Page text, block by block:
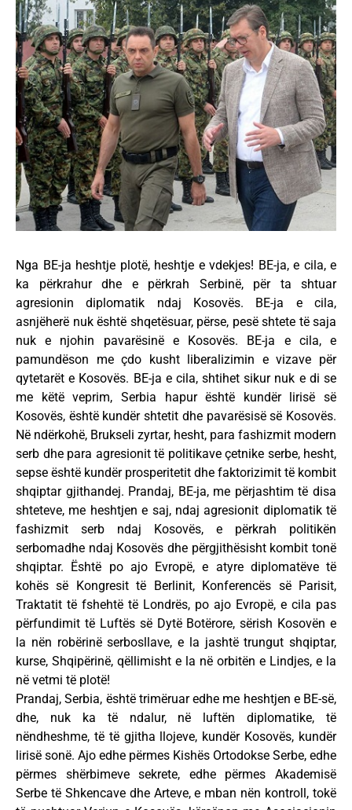
Nga BE-ja heshtje plotë, heshtje e vdekjes! BE-ja, e cila, e
ka përkrahur dhe e përkrah Serbinë, për ta shtuar
agresionin diplomatik ndaj Kosovës. BE-ja e cila,
asnjëherë nuk është shqetësuar, përse, pesë shtete të saja
nuk e njohin pavarësinë e Kosovës. BE-ja e cila, e
pamundëson me çdo kusht liberalizimin e vizave për
qytetarët e Kosovës. BE-ja e cila, shtihet sikur nuk e di se
me këtë veprim, Serbia hapur është kundër lirisë së
Kosovës, është kundër shtetit dhe pavarësisë së Kosovës.
Në ndërkohë, Brukseli zyrtar, hesht, para fashizmit modern
serb dhe para agresionit të politikave çetnike serbe, hesht,
sepse është kundër prosperitetit dhe faktorizimit të kombit
shqiptar gjithandej. Prandaj, BE-ja, me përjashtim të disa
shteteve, me heshtjen e saj, ndaj agresionit diplomatik të
fashizmit serb ndaj Kosovës, e përkrah politikën
serbomadhe ndaj Kosovës dhe përgjithësisht kombit tonë
shqiptar. Është po ajo Evropë, e atyre diplomatëve të
kohës së Kongresit të Berlinit, Konferencës së Parisit,
Traktatit të fshehtë të Londrës, po ajo Evropë, e cila pas
përfundimit të Luftës së Dytë Botërore, sërish Kosovën e
la nën robërinë serbosllave, e la jashtë trungut shqiptar,
kurse, Shqipërinë, qëllimisht e la në orbitën e Lindjes, e la
në vetmi të plotë!
Prandaj, Serbia, është trimëruar edhe me heshtjen e BE-së,
dhe, nuk ka të ndalur, në luftën diplomatike, të
nëndheshme, të të gjitha llojeve, kundër Kosovës, kundër
lirisë sonë. Ajo edhe përmes Kishës Ortodokse Serbe, edhe
përmes shërbimeve sekrete, edhe përmes Akademisë
Serbe të Shkencave dhe Arteve, e mban nën kontroll, tokë